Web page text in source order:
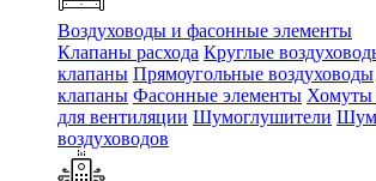
Воздуховоды и фасонные элементы
Клапаны расхода Круглые
клапаны Прямоугольные воздуховоды
клапаны Фасонные элементы Хомуты
для вентиляции Шумоглушители
воздуховодов